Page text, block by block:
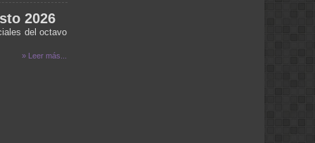
2026
del octavo
» Leer más...